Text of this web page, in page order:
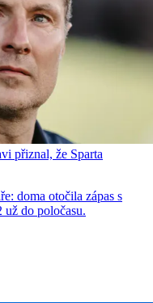
přiznal, že Sparta
doma otočila zápas s
do poločasu.